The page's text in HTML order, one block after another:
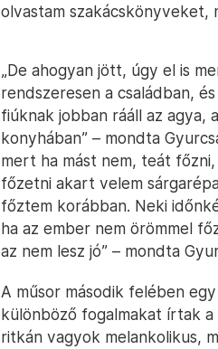
olvastam szakácskönyveket,
„De ahogyan jött, úgy el is
rendszeresen a családban,
fiúknak jobban rááll az agya,
konyhában” – mondta
mert ha mást nem, teát
főzetni akart velem
főztem korábban. Neki
ha az ember nem örömmel
az nem lesz jó” – mondta
A műsor második felében
különböző fogalmakat írtak a
ritkán vagyok melankolikus,